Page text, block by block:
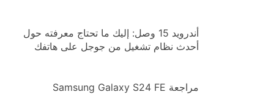
أندرويد 15 وصل: إليك ما تحتاج معرفته حول
أحدث نظام تشغيل من جوجل على هاتفك
مراجعة Samsung Galaxy S24 FE